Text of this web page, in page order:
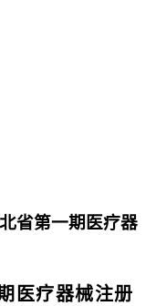
省第一期医疗器
医疗器械注册